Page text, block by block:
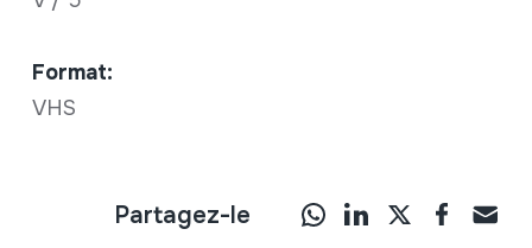
Format:
VHS
Partagez-le